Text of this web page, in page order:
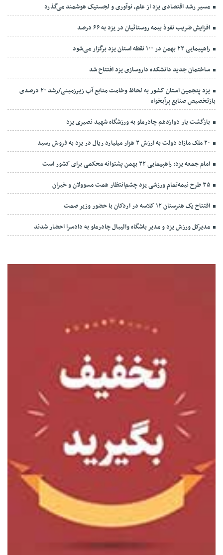
مسیر رشد اقتصادی یزد از علم، نوآوری و لجستیک هوشمند می‌گذرد
افزایش ضریب نفوذ بیمه روستائیان در یزد به ۶۶ درصد
راهپیمایی ۲۲ بهمن در ۱۰۰ نقطه استان یزد برگزار می‌شود
ساختمان جدید دانشکده داروسازی یزد افتتاح شد
یزد پنجمین استان کشور به لحاظ وخامت منابع آب زیرزمینی/رشد ۲۰ درصدی
بازتخصیص صنایع پرآبخواه
بازگشت یار دوازدهم چادرملو به ورزشگاه شهید نصیری یزد
امام جمعه یزد: راهپیمایی ۲۲ بهمن پشتوانه محکمی برای کشور است
افتتاح یک هنرستان ۱۲ کلاسه در اردکان با حضور وزیر صمت
مدیرکل ورزش یزد و مدیر باشگاه والیبال چادرملو به دادسرا احضار شدند